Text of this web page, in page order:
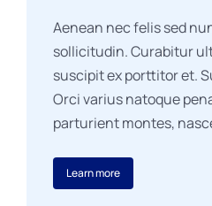
Aenean nec felis sed
sollicitudin. Curabitur
suscipit ex porttitor et.
Orci varius natoque
parturient montes,
Learn more